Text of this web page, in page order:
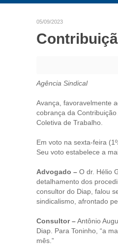
05/09/2023
Agência Sindical
Avança, favoravelmente
cobrança da
Coletiva de Trabalho.
Em voto na sexta-feira
Seu voto estabelece a
Advogado – O dr. Hélio
detalhamento dos
consultor do Diap, falou
sindicalismo, afrontado
Consultor –Antônio
Diap. Para Toninho, “a
mês.”